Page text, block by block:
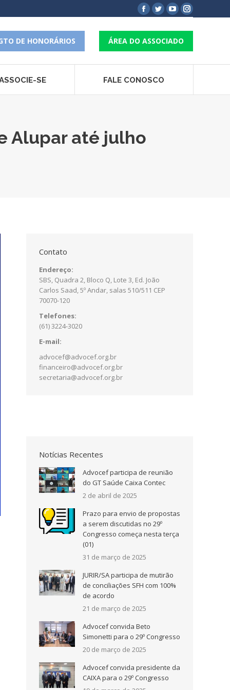
Facebook
opens
in
new
window
Twitter
opens
in
new
window
YouTube
opens
in
new
Instagram
in
new
DE HONORÁRIOS ÁREA DO ASSOCIADO
SE FALE CONOSCO
Alupar até julho
Contato
Endereço:
SBS, Quadra 2, Bloco Q, Lote 3, Ed. João
Carlos Saad, 5º Andar, salas 510/511 CEP
70070-120
Telefones:
(61) 3224-3020
E-mail:
advocef@advocef.org.br
financeiro@advocef.org.br
secretaria@advocef.org.br
Notícias Recentes
Advocef participa de reunião
do GT Saúde Caixa Contec
2 de abril de 2025
Prazo para envio de propostas
a serem discutidas no 29º
Congresso começa nesta terça
(01)
31 de março de 2025
JURIR/SA participa de mutirão
de conciliações SFH com 100%
de acordo
21 de março de 2025
Advocef convida Beto
Simonetti para o 29º Congresso
20 de março de 2025
Advocef convida presidente da
CAIXA para o 29º Congresso